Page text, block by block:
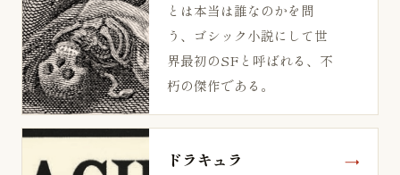
とは本当は誰なのかを問
う、ゴシック小説にして世
界最初のSFと呼ばれる、不
朽の傑作である。
ドラキュラ